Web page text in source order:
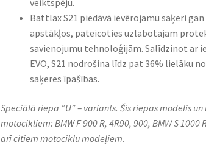
veiktspēju.​
Battlax S21 piedāvā ievērojamu saķeri
apstākļos, pateicoties uzlabotajam
savienojumu tehnoloģijām. Salīdzinot ar
EVO, S21 nodrošina līdz pat 36% lielāku
saķeres īpašības.
Speciālā riepa “U“ – variants. Šis riepas modelis
motocikliem: BMW F 900 R, 4R90, 900, BMW S 1000
arī citiem motociklu modeļiem.